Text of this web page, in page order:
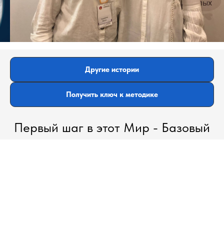
Другие истории
Получить ключ к методике
Первый шаг в этот Мир - Базовый